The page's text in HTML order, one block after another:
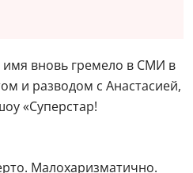
имя вновь гремело в СМИ в
и разводом с Анастасией,
«Суперстар!
Малохаризматично.